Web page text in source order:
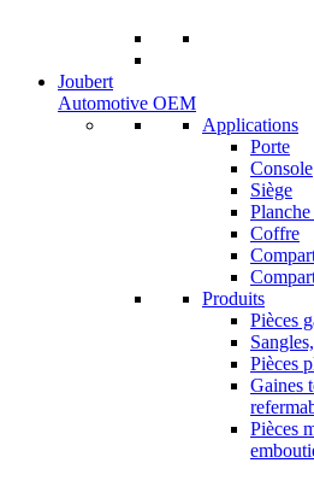
Joubert
Automotive OEM
Applications
Porte
Console
Siège
Coffre
Produits
Pièces
Pièces
Gaines
Pièces